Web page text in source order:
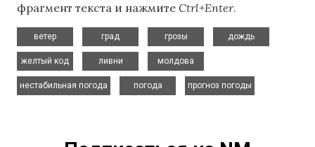
фрагмент текста и нажмите Ctrl+Enter.
ветер
град
грозы
дождь
желтый код
ливни
молдова
нестабильная погода
погода
прогноз погоды